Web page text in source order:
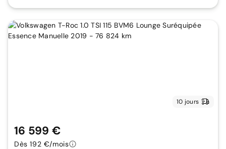
10 jours
16 599 €
Dès 192 €/mois